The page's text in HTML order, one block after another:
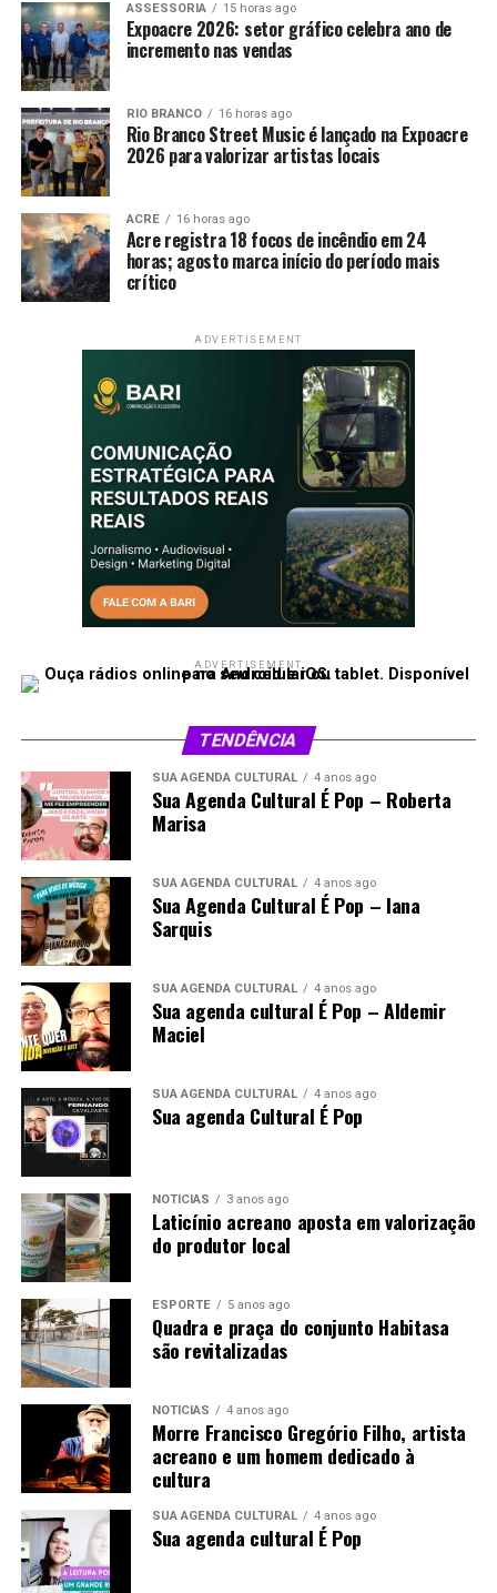
ASSESSORIA 15 horas ago
Expoacre 2026: setor gráfico celebra ano de
incremento nas vendas
RIO BRANCO 16 horas ago
Rio Branco Street Music é lançado na Expoacre
2026 para valorizar artistas locais
ACRE 16 horas ago
Acre registra 18 focos de incêndio em 24
horas; agosto marca início do período mais
crítico
ADVERTISEMENT
ADVERTISEMENT
TENDÊNCIA
SUA AGENDA CULTURAL 4 anos ago
Sua Agenda Cultural É Pop – Roberta
Marisa
SUA AGENDA CULTURAL 4 anos ago
Sua Agenda Cultural É Pop – Iana
Sarquis
SUA AGENDA CULTURAL 4 anos ago
Sua agenda cultural É Pop – Aldemir
Maciel
SUA AGENDA CULTURAL 4 anos ago
Sua agenda Cultural É Pop
NOTÍCIAS 3 anos ago
Laticínio acreano aposta em valorização
do produtor local
ESPORTE 5 anos ago
Quadra e praça do conjunto Habitasa
são revitalizadas
NOTÍCIAS 4 anos ago
Morre Francisco Gregório Filho, artista
acreano e um homem dedicado à
cultura
SUA AGENDA CULTURAL 4 anos ago
Sua agenda cultural É Pop